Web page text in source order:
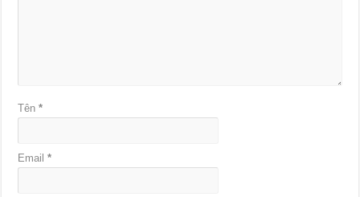
Tên*
Email*